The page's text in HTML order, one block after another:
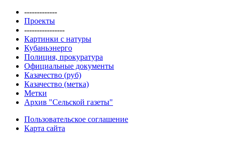
-------------
Проекты
----------------
Картинки с натуры
Кубаньэнерго
Полиция, прокуратура
Официальные документы
Казачество (руб)
Казачество (метка)
Метки
Архив "Сельской газеты"
Пользовательское соглашение
Карта сайта